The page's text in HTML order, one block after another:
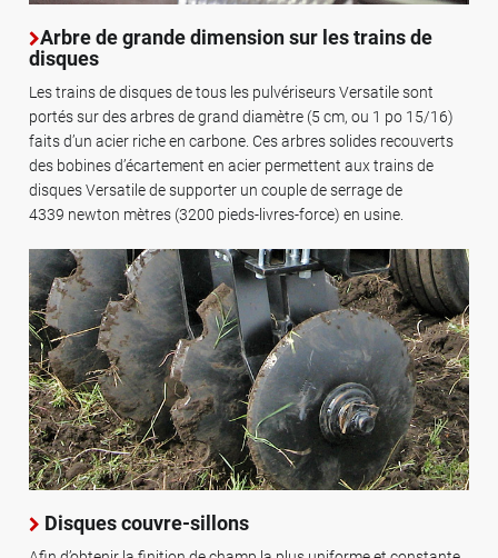
Arbre de grande dimension sur les trains de
disques
Les trains de disques de tous les pulvériseurs Versatile sont
portés sur des arbres de grand diamètre (5 cm, ou 1 po 15/16)
faits d’un acier riche en carbone. Ces arbres solides recouverts
des bobines d’écartement en acier permettent aux trains de
disques Versatile de supporter un couple de serrage de
4339 newton mètres (3200 pieds-livres-force) en usine.
Disques couvre-sillons